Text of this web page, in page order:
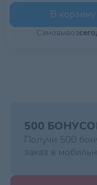
В корзину
Самовывоз
500
Получи 500
заказ в